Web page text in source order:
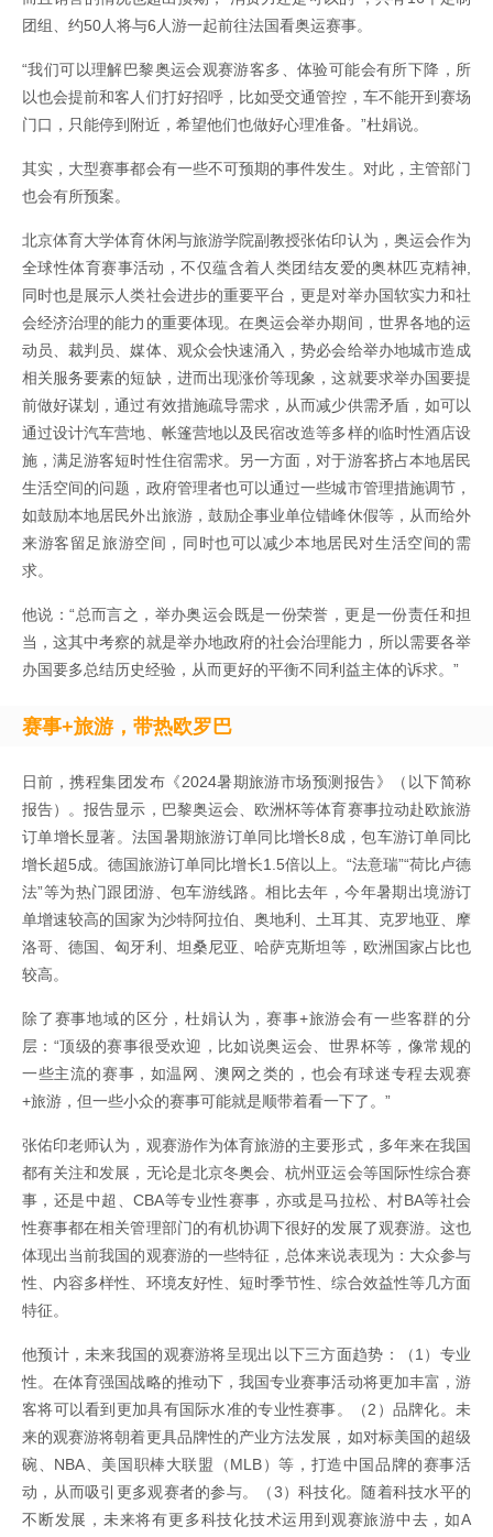
团组、约50人将与6人游一起前往法国看奥运赛事。
“我们可以理解巴黎奥运会观赛游客多、体验可能会有所下降，所
以也会提前和客人们打好招呼，比如受交通管控，车不能开到赛场
门口，只能停到附近，希望他们也做好心理准备。”杜娟说。
其实，大型赛事都会有一些不可预期的事件发生。对此，主管部门
也会有所预案。
北京体育大学体育休闲与旅游学院副教授张佑印认为，奥运会作为
全球性体育赛事活动，不仅蕴含着人类团结友爱的奥林匹克精神,
同时也是展示人类社会进步的重要平台，更是对举办国软实力和社
会经济治理的能力的重要体现。在奥运会举办期间，世界各地的运
动员、裁判员、媒体、观众会快速涌入，势必会给举办地城市造成
相关服务要素的短缺，进而出现涨价等现象，这就要求举办国要提
前做好谋划，通过有效措施疏导需求，从而减少供需矛盾，如可以
通过设计汽车营地、帐篷营地以及民宿改造等多样的临时性酒店设
施，满足游客短时性住宿需求。另一方面，对于游客挤占本地居民
生活空间的问题，政府管理者也可以通过一些城市管理措施调节，
如鼓励本地居民外出旅游，鼓励企事业单位错峰休假等，从而给外
来游客留足旅游空间，同时也可以减少本地居民对生活空间的需
求。
他说：“总而言之，举办奥运会既是一份荣誉，更是一份责任和担
当，这其中考察的就是举办地政府的社会治理能力，所以需要各举
办国要多总结历史经验，从而更好的平衡不同利益主体的诉求。”
赛事+旅游，带热欧罗巴
日前，携程集团发布《2024暑期旅游市场预测报告》（以下简称
报告）。报告显示，巴黎奥运会、欧洲杯等体育赛事拉动赴欧旅游
订单增长显著。法国暑期旅游订单同比增长8成，包车游订单同比
增长超5成。德国旅游订单同比增长1.5倍以上。“法意瑞”“荷比卢德
法”等为热门跟团游、包车游线路。相比去年，今年暑期出境游订
单增速较高的国家为沙特阿拉伯、奥地利、土耳其、克罗地亚、摩
洛哥、德国、匈牙利、坦桑尼亚、哈萨克斯坦等，欧洲国家占比也
较高。
除了赛事地域的区分，杜娟认为，赛事+旅游会有一些客群的分
层：“顶级的赛事很受欢迎，比如说奥运会、世界杯等，像常规的
一些主流的赛事，如温网、澳网之类的，也会有球迷专程去观赛
+旅游，但一些小众的赛事可能就是顺带着看一下了。”
张佑印老师认为，观赛游作为体育旅游的主要形式，多年来在我国
都有关注和发展，无论是北京冬奥会、杭州亚运会等国际性综合赛
事，还是中超、CBA等专业性赛事，亦或是马拉松、村BA等社会
性赛事都在相关管理部门的有机协调下很好的发展了观赛游。这也
体现出当前我国的观赛游的一些特征，总体来说表现为：大众参与
性、内容多样性、环境友好性、短时季节性、综合效益性等几方面
特征。
他预计，未来我国的观赛游将呈现出以下三方面趋势：（1）专业
性。在体育强国战略的推动下，我国专业赛事活动将更加丰富，游
客将可以看到更加具有国际水准的专业性赛事。（2）品牌化。未
来的观赛游将朝着更具品牌性的产业方法发展，如对标美国的超级
碗、NBA、美国职棒大联盟（MLB）等，打造中国品牌的赛事活
动，从而吸引更多观赛者的参与。（3）科技化。随着科技水平的
不断发展，未来将有更多科技化技术运用到观赛旅游中去，如A